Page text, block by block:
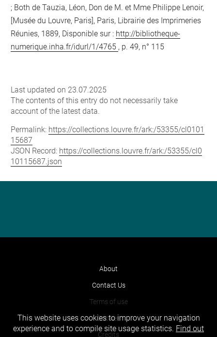
; Both de Tauzia, Léon, Don de M. et Mme Philippe Lenoir,
[Musée du Louvre, Paris], Paris, Librairie des Imprimeries
Réunies, 1889, Disponible sur : http://bibliotheque-
numerique.inha.fr/idurl/1/4765 , p. 49, n° 115
Last updated on 23.07.2025
The contents of this entry do not necessarily take
account of the latest data.
Permalink: https://collections.louvre.fr/ark:/53355/cl0101
15687
JSON Record: https://collections.louvre.fr/ark:/53355/cl0
10115687.json
About
Contact Us
Terms of use
Cookies
Credits
This website uses cookies to improve your navigation
experience and to compile site usage statistics. Find out